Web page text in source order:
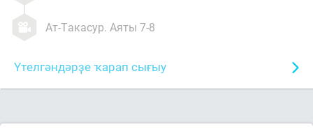
Ат-Такасур. Аяты 7-8
Үтелгәндәрҙе ҡарап сығыу